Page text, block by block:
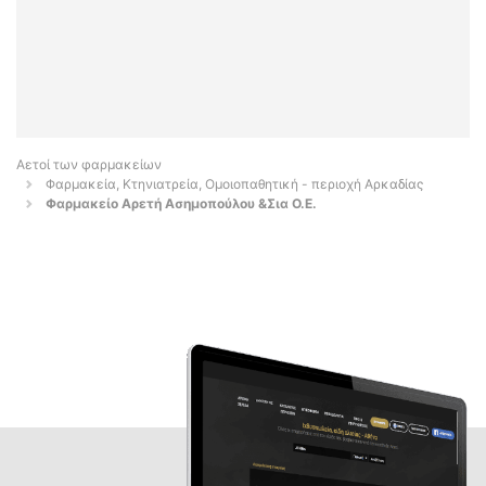
Αετοί των φαρμακείων
Φαρμακεία, Κτηνιατρεία, Ομοιοπαθητική - περιοχή Αρκαδίας
Φαρμακείο Αρετή Ασημοπούλου &Σια Ο.Ε.